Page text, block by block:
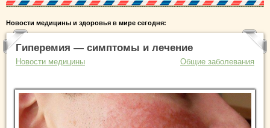
Новости медицины и здоровья в мире сегодня:
Гиперемия — симптомы и лечение
Новости медицины Общие заболевания